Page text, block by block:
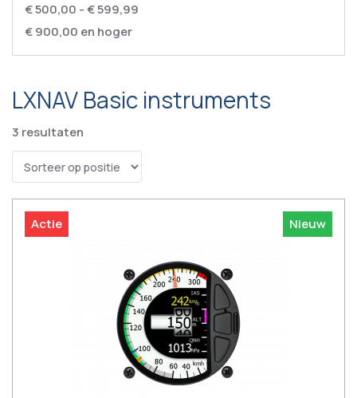
LXNAV Basic instruments
3 resultaten
Actie Nieuw
€ 500,00 -€ 599,99
€ 900,00 en hoger